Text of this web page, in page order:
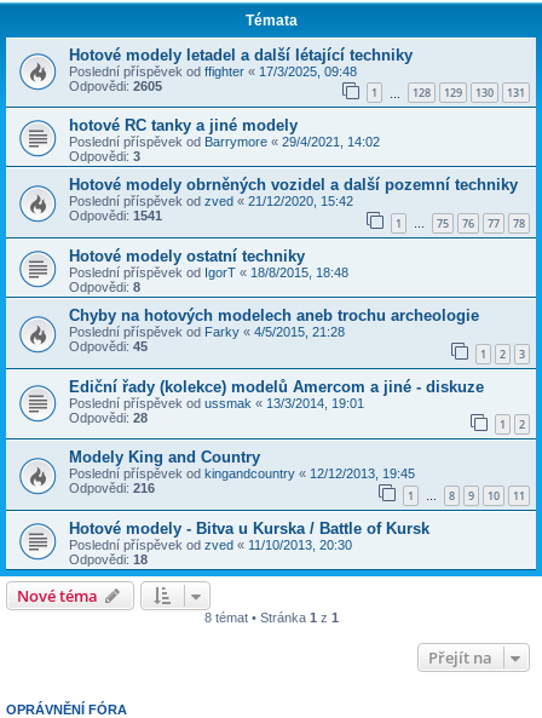
Témata
Hotové modely letadel a další létající techniky
Poslední příspěvek od ffighter « 17/3/2025, 09:48
Odpovědi: 2605 1 128 129 130 131
hotové RC tanky a jiné modely
Poslední příspěvek od Barrymore « 29/4/2021, 14:02
Odpovědi: 3
Hotové modely obrněných vozidel a další pozemní techniky
Poslední příspěvek od zved « 21/12/2020, 15:42
Odpovědi: 1541 1 … 75 76 77 78
Hotové modely ostatní techniky
Poslední příspěvek od IgorT « 18/8/2015, 18:48
Odpovědi: 8
Chyby na hotových modelech aneb trochu archeologie
Poslední příspěvek od Farky « 4/5/2015, 21:28
Odpovědi: 45 1 2 3
Ediční řady (kolekce) modelů Amercom a jiné - diskuze
Poslední příspěvek od ussmak « 13/3/2014, 19:01
Odpovědi: 28 1 2
Modely King and Country
Poslední příspěvek od kingandcountry « 12/12/2013, 19:45
Odpovědi: 216 1 … 8 9 10 11
Hotové modely - Bitva u Kurska / Battle of Kursk
Poslední příspěvek od zved « 11/10/2013, 20:30
Odpovědi: 18
Nové téma
8 témat • Stránka 1 z 1
Přejít na
OPRÁVNĚNÍ FÓRA